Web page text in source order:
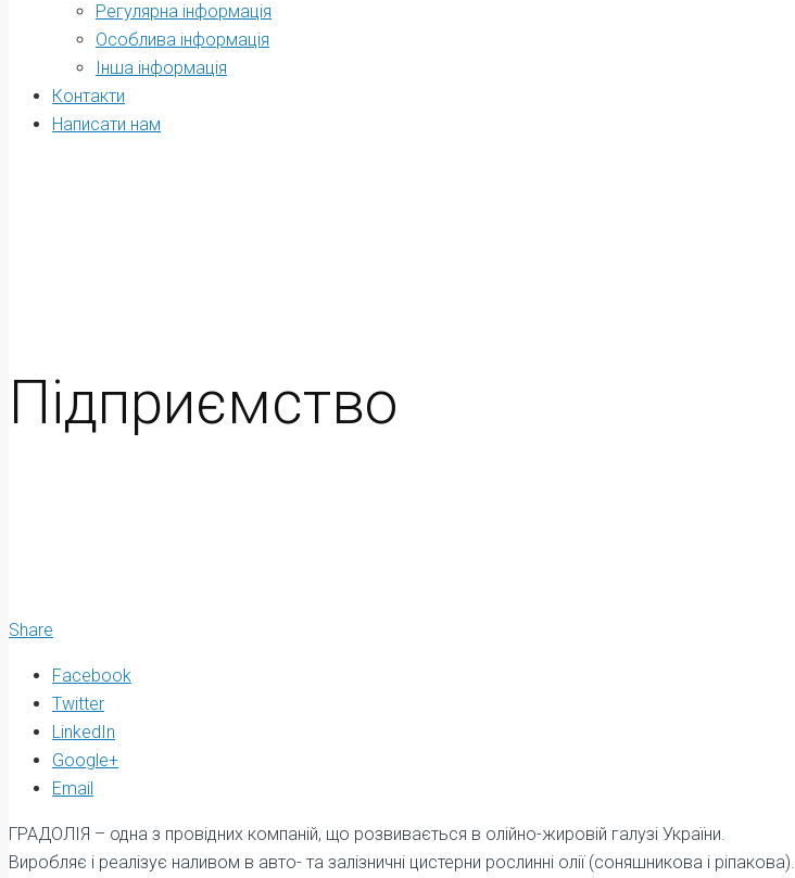
Регулярна інформація
Oсоблива інформація
Інша інформація
Контакти
Написати нам
Підприємство
Share
Facebook
Twitter
LinkedIn
Google+
Email
ГРАДОЛІЯ – одна з провідних компаній, що розвивається в олійно-жировій галузі України.
Виробляє і реалізує наливом в авто- та залізничні цистерни рослинні олії (соняшникова і ріпакова).